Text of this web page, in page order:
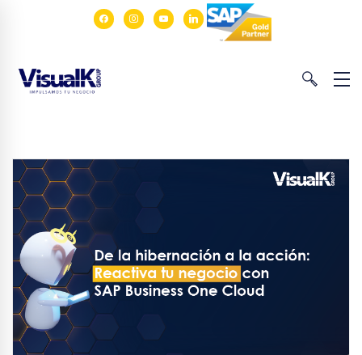
facebookinstagram
youtubelinkedin